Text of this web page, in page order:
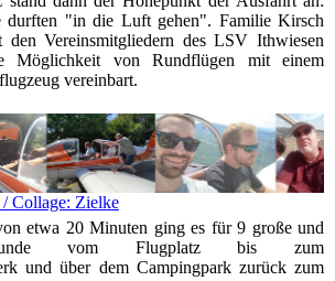
durften "in die Luft gehen". Familie Kirsch
Vereinsmitgliedern des LSV Ithwiesen
Möglichkeit von Rundflügen mit einem
vereinbart.
Collage: Zielke
etwa 20 Minuten ging es für 9 große und
vom Flugplatz bis zum
und über dem Campingpark zurück zum